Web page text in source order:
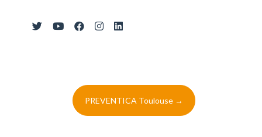
navigation
PREVENTICA Toulouse →